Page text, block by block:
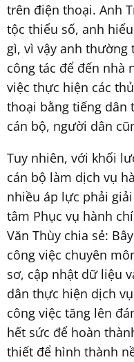
trên điện thoại. Anh
tộc thiểu số, anh
gì, vì vậy anh
công tác để đến nhà
việc thực hiện các
thoại bằng tiếng dân
cán bộ, người dân
Tuy nhiên, với khối
cán bộ làm dịch vụ
nhiều áp lực phải
tâm Phục vụ hành
Văn Thùy chia sẻ:
công việc chuyên
sơ, cập nhật dữ liệu
dân thực hiện dịch
công việc tăng lên
hết sức để hoàn
thiết để hình thành